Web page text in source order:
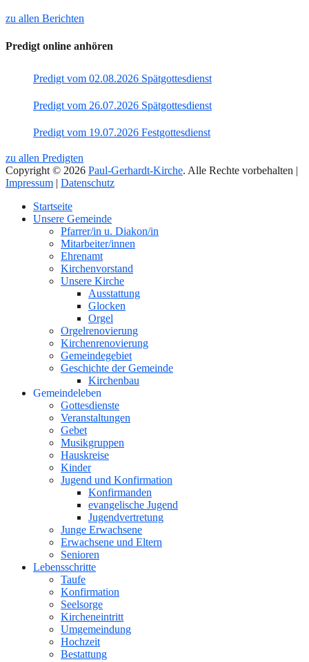
zu allen Berichten
Predigt online anhören
Predigt vom 02.08.2026 Spätgottesdienst
Predigt vom 26.07.2026 Spätgottesdienst
Predigt vom 19.07.2026 Festgottesdienst
zu allen Predigten
Copyright © 2026 Paul-Gerhardt-Kirche. Alle Rechte vorbehalten |
Impressum | Datenschutz
oben
Startseite
Unsere Gemeinde
Pfarrer/in u. Diakon/in
Mitarbeiter/innen
Ehrenamt
Kirchenvorstand
Unsere Kirche
Ausstattung
Glocken
Orgel
Orgelrenovierung
Kirchenrenovierung
Gemeindegebiet
Geschichte der Gemeinde
Kirchenbau
Gemeindeleben
Gottesdienste
Veranstaltungen
Gebet
Musikgruppen
Hauskreise
Kinder
Jugend und Konfirmation
Konfirmanden
evangelische Jugend
Jugendvertretung
Junge Erwachsene
Erwachsene und Eltern
Senioren
Lebensschritte
Taufe
Konfirmation
Seelsorge
Kircheneintritt
Umgemeindung
Hochzeit
Bestattung